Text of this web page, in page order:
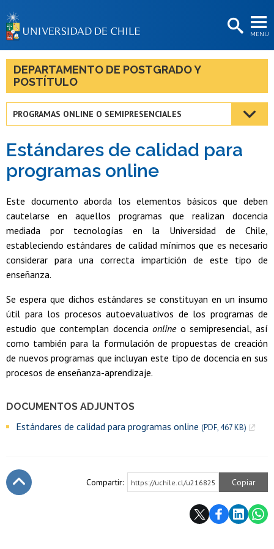
MENÚ
BIBLIOTECAS
LA UNIVERSIDAD
Estudiantes
Funcionarias/os
DEPARTAMENTO DE POSTGRADO Y
POSTÍTULO
PROGRAMAS ONLINE O SEMIPRESENCIALES
Estándares de calidad para
programas online
DOCUMENTOS ADJUNTOS
Estándares de calidad para programas online (PDF, 467 KB)
Este documento aborda los elementos básicos que deben
cautelarse en aquellos programas que realizan docencia
mediada por tecnologías en la Universidad de Chile,
estableciendo estándares de calidad mínimos que es necesario
considerar para una correcta impartición de este tipo de
enseñanza.
Se espera que dichos estándares se constituyan en un insumo
útil para los procesos autoevaluativos de los programas de
estudio que contemplan docenciaonlineo semipresencial, así
como también para la formulación de propuestas de creación
de nuevos programas que incluyan este tipo de docencia en sus
procesos de enseñanza-aprendizaje.
Compartir: https://uchile.cl/u216825 Copiar